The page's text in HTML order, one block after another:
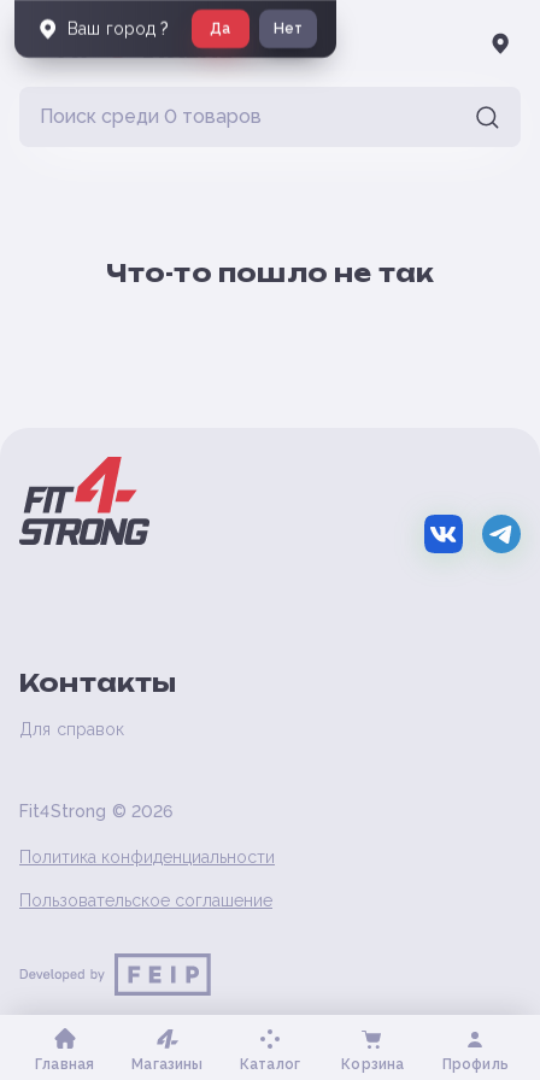
Что-то пошло не так
Контакты
Для справок
Fit4Strong © 2026
Политика конфиденциальности
Пользовательское соглашение
Главная Магазины Каталог Корзина Профиль
Ваш город ? Да Нет